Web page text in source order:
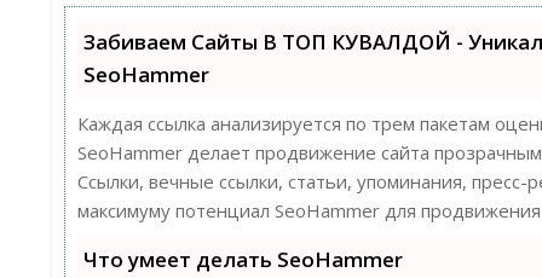
Забиваем Сайты В ТОП КУВАЛДОЙ -
SeoHammer
Каждая ссылка анализируется по трем пакетам
SeoHammer делает продвижение сайта
Ссылки, вечные ссылки, статьи, упоминания, пресс-
максимуму потенциал SeoHammer для
Что умеет делать SeoHammer